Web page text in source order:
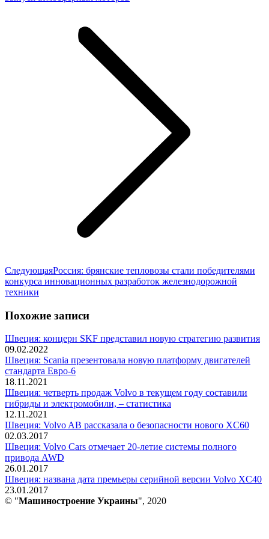
СледующаяСледующая
запись:
Россия: брянские тепловозы стали победителями
конкурса инновационных разработок железнодорожной
техники
Похожие записи
Швеция: концерн SKF представил новую стратегию развития
09.02.2022
Швеция: Scania презентовала новую платформу двигателей
стандарта Евро-6
18.11.2021
Швеция: четверть продаж Volvo в текущем году составили
гибриды и электромобили, – статистика
12.11.2021
Швеция: Volvo AB рассказала о безопасности нового XC60
02.03.2017
Швеция: Volvo Cars отмечает 20-летие системы полного
привода AWD
26.01.2017
Швеция: названа дата премьеры серийной версии Volvo XC40
23.01.2017
© "Машиностроение Украины", 2020